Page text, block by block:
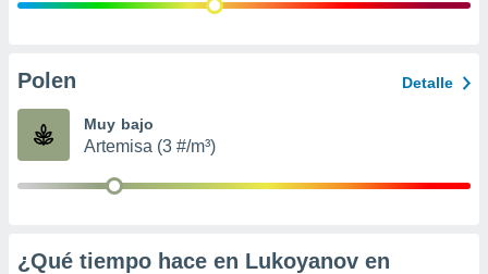
publicidad
de
Polen Detalle
Muy bajo
Artemisa (3 #/m³)
¿Qué tiempo hace en Lukoyanov en